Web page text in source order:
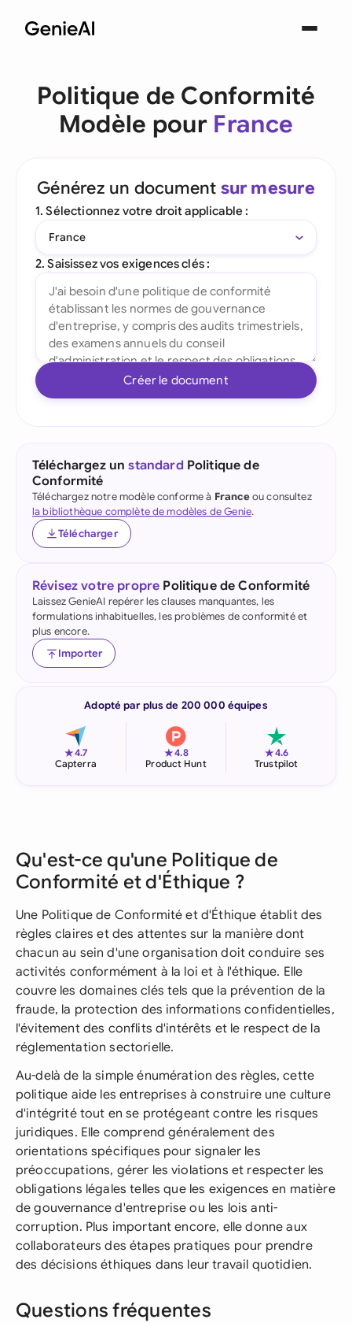
Politique de Conformité
Modèle pour France
Générez un document sur mesure
1. Sélectionnez votre droit applicable :
France
2. Saisissez vos exigences clés :
Créer le document
Téléchargez unstandardPolitique de
Conformité
Téléchargez notre modèle conforme à Franceou consultez
la bibliothèque complète de modèles de Genie.
Télécharger
Révisez votre propre Politique de Conformité
Laissez GenieAI repérer les clauses manquantes, les
formulations inhabituelles, les problèmes de conformité et
plus encore.
Importer
Adopté par plus de 200 000 équipes
★4.7
Capterra
★4.8
Product Hunt
★4.6
Trustpilot
Qu'est-ce qu'une Politique de
Conformité et d'Éthique ?
Une Politique de Conformité et d'Éthique établit des
règles claires et des attentes sur la manière dont
chacun au sein d'une organisation doit conduire ses
activités conformément à la loi et à l'éthique. Elle
couvre les domaines clés tels que la prévention de la
fraude, la protection des informations confidentielles,
l'évitement des conflits d'intérêts et le respect de la
réglementation sectorielle.
Au-delà de la simple énumération des règles, cette
politique aide les entreprises à construire une culture
d'intégrité tout en se protégeant contre les risques
juridiques. Elle comprend généralement des
orientations spécifiques pour signaler les
préoccupations, gérer les violations et respecter les
obligations légales telles que les exigences en matière
de gouvernance d'entreprise ou les lois anti-
corruption. Plus important encore, elle donne aux
collaborateurs des étapes pratiques pour prendre
des décisions éthiques dans leur travail quotidien.
Questions fréquentes